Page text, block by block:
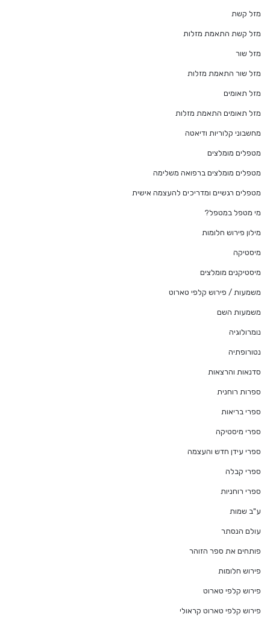
מזל קשת
מזל קשת התאמת מזלות
מזל שור
מזל שור התאמת מזלות
מזל תאומים
מזל תאומים התאמת מזלות
מחשבוני קלוריות ודיאטה
מטפלים מומלצים
מטפלים מומלצים ברפואה משלימה
מטפלים רגשיים ומדריכים להעצמה אישית
מי מטפל במטפל?
מילון פירוש חלומות
מיסטיקה
מיסטיקנים מומלצים
משמעות / פירוש קלפי טארוט
משמעות השם
נומרולוגיה
נטורופתיה
סדנאות והרצאות
ספרות רוחנית
ספרי בריאות
ספרי מיסטיקה
ספרי עידן חדש והעצמה
ספרי קבלה
ספרי רוחניות
ע"ב שמות
עולם הנסתר
פותחים את ספר הזוהר
פירוש חלומות
פירוש קלפי טארוט
פירוש קלפי טארוט קראולי